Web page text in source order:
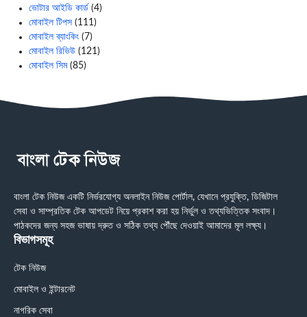
ভোটার আইডি কার্ড (4)
মোবাইল টিপস (111)
মোবাইল ব্যাংকিং (7)
মোবাইল রিভিউ (121)
মোবাইল সিম(85)
বাংলা টেক নিউজ একটি নির্ভরযোগ্য অনলাইন নিউজ পোর্টাল, যেখানে প্রযুক্তি, ডিজিটাল
সেবা ও সাম্প্রতিক টেক আপডেট নিয়ে প্রকাশ করা হয় নির্ভুল ও তথ্যভিত্তিক সংবাদ।
পাঠকদের জন্য সহজ ভাষায় দ্রুত ও সঠিক তথ্য পৌঁছে দেওয়াই আমাদের মূল লক্ষ্য।
বিভাগসমূহ
টেক নিউজ
মোবাইল ও ইন্টারনেট
নাগরিক সেবা